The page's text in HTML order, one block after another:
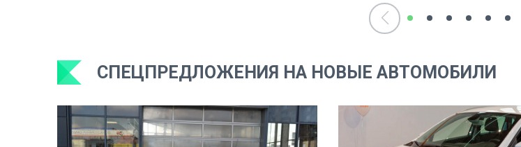
СПЕЦПРЕДЛОЖЕНИЯ НА НОВЫЕ АВТОМОБИЛИ